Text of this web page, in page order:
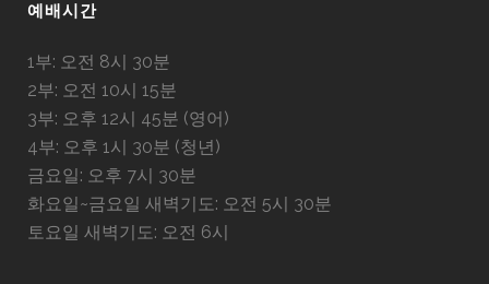
예배시간
1부: 오전 8시 30분
2부: 오전 10시 15분
3부: 오후 12시 45분 (영어)
4부: 오후 1시 30분 (청년)
금요일: 오후 7시 30분
화요일~금요일 새벽기도: 오전 5시 30분
토요일 새벽기도: 오전 6시